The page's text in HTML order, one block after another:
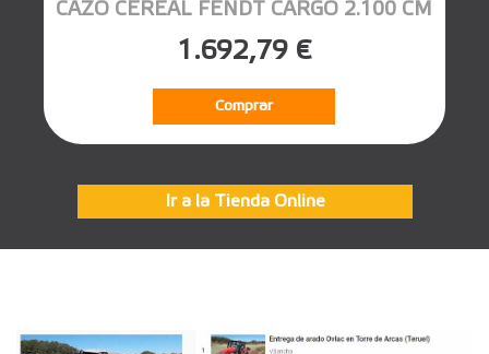
CAZO CEREAL FENDT CARGO 2.100 CM
1.692,79 €
Comprar
Ir a la Tienda Online